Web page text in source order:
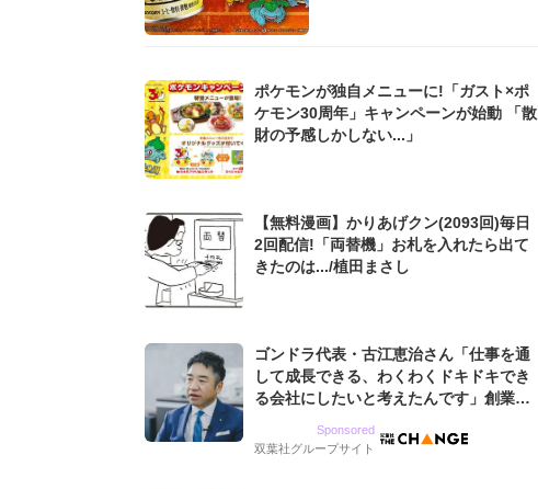
ポケモンが独自メニューに!「ガスト×ポ
ケモン30周年」キャンペーンが始動 「散
財の予感しかしない...」
【無料漫画】かりあげクン(2093回)毎日
2回配信!「両替機」お札を入れたら出て
きたのは.../植田まさし
ゴンドラ代表・古江恵治さん「仕事を通
して成長できる、わくわくドキドキでき
る会社にしたいと考えたんです」創業来
グ会社のアイデンティティ
Sponsored
双葉社グループサイト